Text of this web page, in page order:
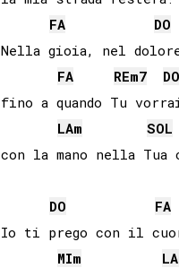
FA
DO
Nella gioia, nel
FA
REm7 DO
fino a quando Tu
LAm SOL
con la mano nella Tua
DO
FA
Io ti prego con il
MIm LA